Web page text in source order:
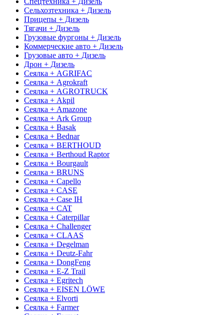
Сельхозтехника + Дизель
Прицепы + Дизель
Тягачи + Дизель
Грузовые фургоны + Дизель
Коммерческие авто + Дизель
Грузовые авто + Дизель
Дрон + Дизель
Сеялка + AGRIFAC
Сеялка + Agrokraft
Сеялка + AGROTRUCK
Сеялка + Akpil
Сеялка + Amazone
Сеялка + Ark Group
Сеялка + Basak
Сеялка + Bednar
Сеялка + BERTHOUD
Сеялка + Berthoud Raptor
Сеялка + Bourgault
Сеялка + BRUNS
Сеялка + Capello
Сеялка + CASE
Сеялка + Case IH
Сеялка + CAT
Сеялка + Caterpillar
Сеялка + Challenger
Сеялка + CLAAS
Сеялка + Degelman
Сеялка + Deutz-Fahr
Сеялка + DongFeng
Сеялка + E-Z Trail
Сеялка + Egritech
Сеялка + EISEN LÖWE
Сеялка + Elvorti
Сеялка + Farmer